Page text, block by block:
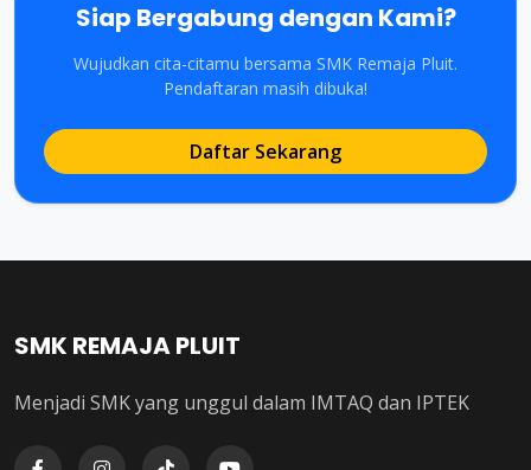
Siap Bergabung dengan Kami?
Wujudkan cita-citamu bersama SMK Remaja Pluit.
Pendaftaran masih dibuka!
Daftar Sekarang
SMK REMAJA PLUIT
Menjadi SMK yang unggul dalam IMTAQ dan IPTEK